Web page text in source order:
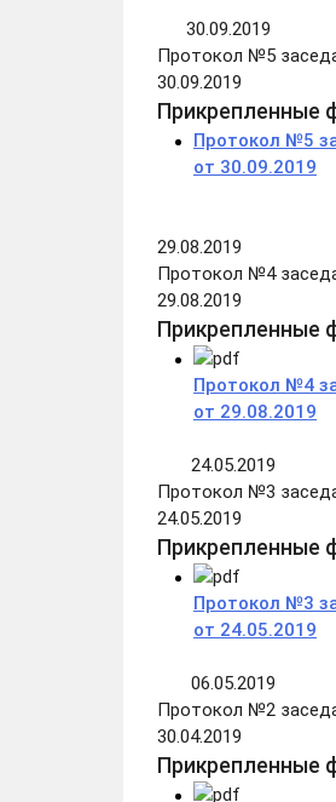
30.09.2019
Протокол №5
30.09.2019
Прикрепленные
Протокол №5
от 30.09.2019
29.08.2019
Протокол №4
29.08.2019
Прикрепленные
Протокол №4
от 29.08.2019
24.05.2019
Протокол №3
24.05.2019
Прикрепленные
Протокол №3
от 24.05.2019
06.05.2019
Протокол №2
30.04.2019
Прикрепленные